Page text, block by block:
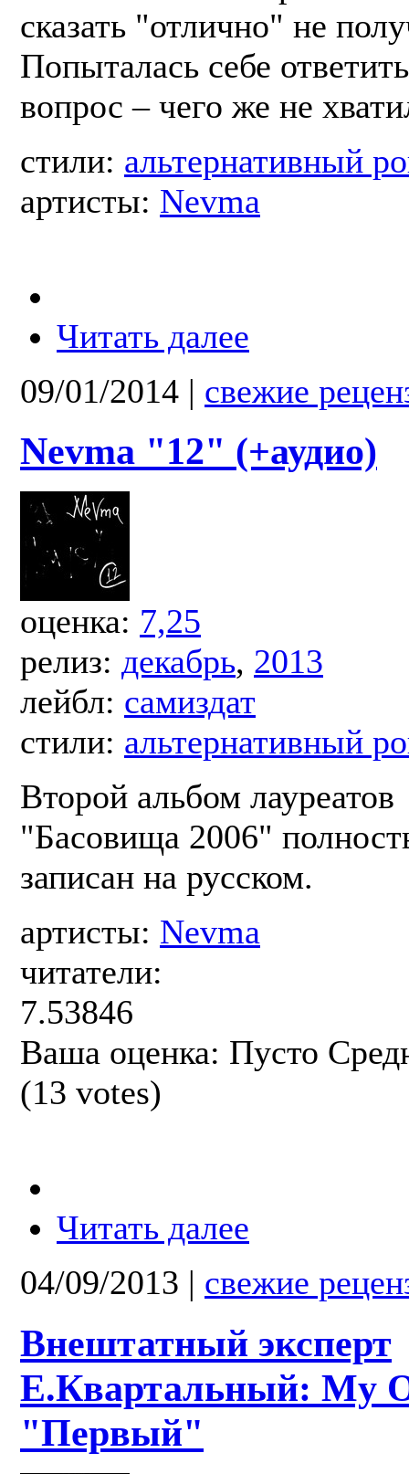
сказать "отлично" не
Попыталась себе
вопрос – чего же не
стили: альтернативный
артисты: Nevma
Читать далее
09/01/2014 | свежие
Nevma "12" (+аудио)
оценка: 7,25
релиз: декабрь, 2013
лейбл: самиздат
стили: альтернативный
Второй альбом лауреатов
"Басовища 2006"
записан на русском.
артисты: Nevma
читатели:
7.53846
Ваша оценка: Пусто
(13 votes)
Читать далее
04/09/2013 | свежие
Внештатный эксперт
Е.Квартальный: My
"Первый"